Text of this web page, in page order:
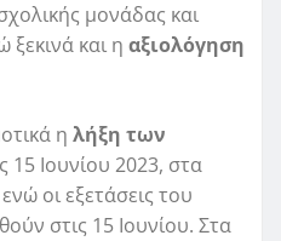
μονάδας και
ξεκινά και η αξιολόγηση
η λήξη των
15 Ιουνίου 2023, στα
οι εξετάσεις του
στις 15 Ιουνίου. Στα